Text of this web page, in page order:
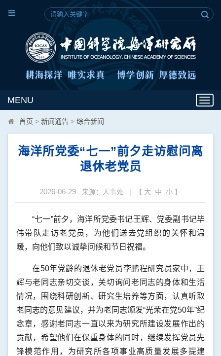
MENU
首页 > 新闻通告 > 综合新闻
海洋所党委“七一”前夕走访慰问离
退休老党员
2026-06-29 来源：人事处 | 【 大 中 小 】
“七一”前夕，海洋所党委书记王辉、党委副书记毕
伟带队走访老党员，为他们送去党组织的关怀和温
暖，向他们致以诚挚问候和节日祝福。
在50年党龄的退休老党员李鹏程研究员家中，王
辉与老同志亲切交谈，关切询问老同志的身体和生活
情况，围绕科研创新、研究生培养等方面，认真听取
老同志的意见建议，并为老同志颁发“光荣在党50年”纪
念章，感谢老同志一直以来为研究所建设发展作出的
贡献，希望他们在保重身体的同时，继续发挥党员先
锋模范作用，为研究所各项事业高质量发展多提建